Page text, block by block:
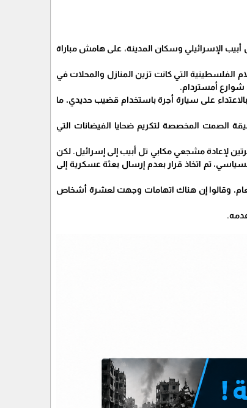
الإسرائيلي وسكان المدينة، على هامش مباراة
الفلسطينية التي كانت تزين المنازل والمحلات في
شوارع أمستردام.
على سيارة أجرة باستخدام قضيب حديدي، ما
الصمت المخصصة لتكريم ضحايا الفيضانات التي
لإعادة مشجعي مكابي تل أبيب إلى إسرائيل. لكن
تم اتخاذ قرار بعدم إرسال بعثة عسكرية إلى
الشغب لتكدير النظام العام، وقالوا إن هناك اتهامات وجهت لعشرة أشخاص